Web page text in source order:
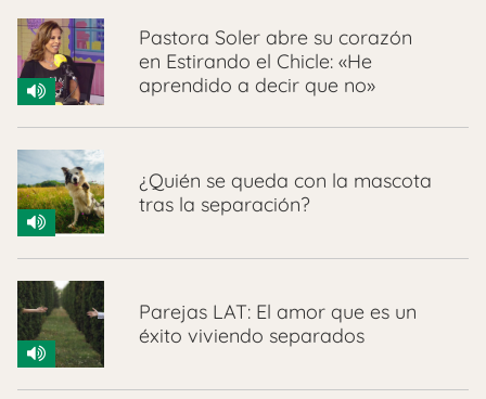
Pastora Soler abre su corazón
en Estirando el Chicle: «He
aprendido a decir que no»
¿Quién se queda con la mascota
tras la separación?
Parejas LAT: El amor que es un
éxito viviendo separados